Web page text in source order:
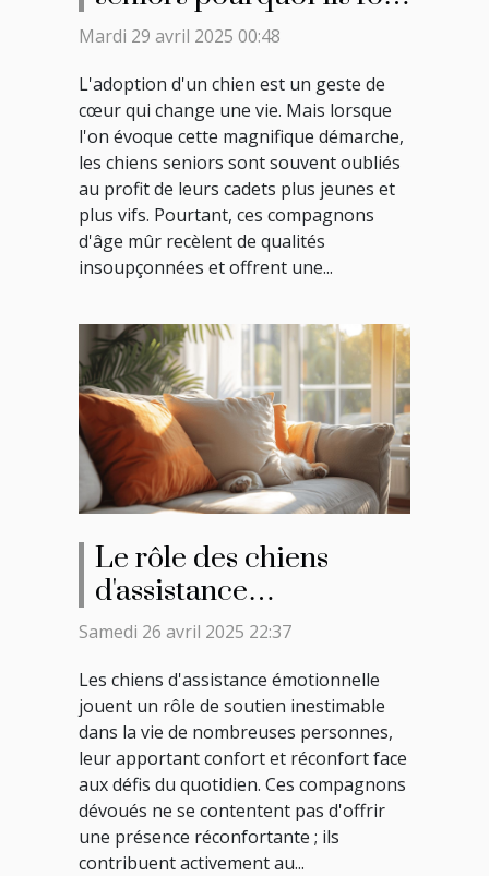
de parfaits compagnons
accueillir
Mardi 29 avril 2025 00:48
L'adoption d'un chien est un geste de
cœur qui change une vie. Mais lorsque
l'on évoque cette magnifique démarche,
les chiens seniors sont souvent oubliés
au profit de leurs cadets plus jeunes et
plus vifs. Pourtant, ces compagnons
d'âge mûr recèlent de qualités
insoupçonnées et offrent une...
Le rôle des chiens
d'assistance
émotionnelle
avantages et les
responsabilités
Samedi 26 avril 2025 22:37
Les chiens d'assistance émotionnelle
jouent un rôle de soutien inestimable
dans la vie de nombreuses personnes,
leur apportant confort et réconfort face
aux défis du quotidien. Ces compagnons
dévoués ne se contentent pas d'offrir
une présence réconfortante ; ils
contribuent activement au...